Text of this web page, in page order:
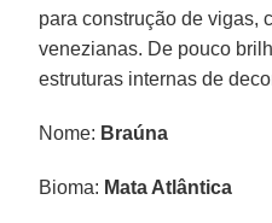
para construção de vigas,
venezianas. De pouco
estruturas internas de
Nome: Braúna
Bioma: Mata Atlântica